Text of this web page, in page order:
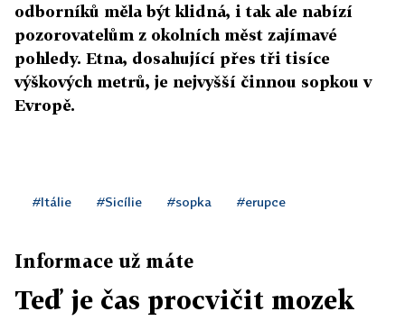
odborníků měla být klidná, i tak ale nabízí
pozorovatelům z okolních měst zajímavé
pohledy. Etna, dosahující přes tři tisíce
výškových metrů, je nejvyšší činnou sopkou v
Evropě.
#Itálie #Sicílie #sopka #erupce
Informace už máte
Teď je čas procvičit mozek